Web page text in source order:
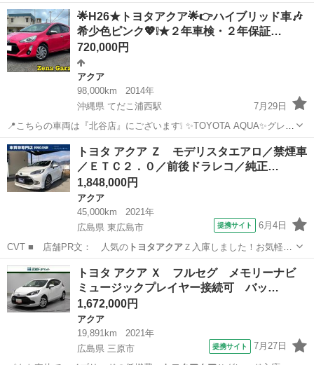
大阪 大阪市 淀屋橋駅 アクア
🌟H26★トヨタアクア🌟👉ハイブリッド車🎶
希少色ピンク💖❕★２年車検・２年保証…
720,000円
アクア
98,000km
2014年
沖縄県 てだこ浦西駅
7月29日
📍こちらの車両は『北谷店』にございます❕ ✨TOYOTA AQUA✨グレー
ド S✨ 👉修復歴なし🎶エコモード、EVモード搭載😲❕ 年式 ２０１４
年式 走行 98,000ｋｍ 価格 ７６万円 👉値下げ👉７２万...
沖縄 沖縄市 てだこ浦西駅 トヨタアクア
トヨタ アクア Ｚ モデリスタエアロ／禁煙車
／ＥＴＣ２．０／前後ドラレコ／純正…
1,848,000円
アクア
45,000km
2021年
広島県 東広島市
提携サイト 6月4日
CVT ■ 店舗PR文： 人気のトヨタアクアＺ入庫しました！お気軽に
お問合せ下…
広島 東広島市 アクア
トヨタ アクア Ｘ フルセグ メモリーナビ
ミュージックプレイヤー接続可 バッ…
1,672,000円
アクア
19,891km
2021年
広島県 三原市
提携サイト 7月27日